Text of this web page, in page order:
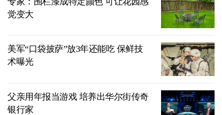
觉变大
美军“口袋披萨”放3年还能吃 保鲜技
术曝光
父亲用年报当游戏 培养出华尔街传奇
银行家